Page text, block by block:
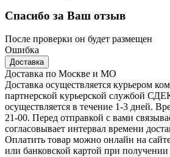
Спасибо за Ваш отзыв
После проверки он будет размещен
Ошибка
Доставка
Доставка по Москве и МО
Доставка осуществляется курьером
партнерской курьерской службой
осуществляется в течение 1-3 дней.
21-00. Перед отправкой с вами
согласовывает интервал времени
Оплатить товар можно онлайн на
или банковской картой при получении